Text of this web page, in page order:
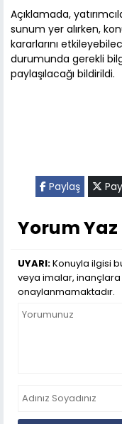
Açıklamada,
sunum yer alırken,
kararlarını
durumunda gerekli
paylaşılacağı bildirildi.
Paylaş
Yorum Yaz
UYARI:Konuyla ilgisi
veya imalar, inançlara
onaylanmamaktadır.